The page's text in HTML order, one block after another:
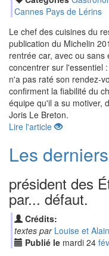
Cannes Pays de Lérins
Le chef des cuisines du
publication du Michelin
rentrée car, avec ou
concentrer sur l'essentiel
n'a pas raté son rendez-
confirment la fiabilité du
équipe qu'il a su motiver,
Joris Le Breton.
Lire l'article
Les
président des
par... défaut.
Crédits:
textes par Louise et
Publié le mardi 24 fév